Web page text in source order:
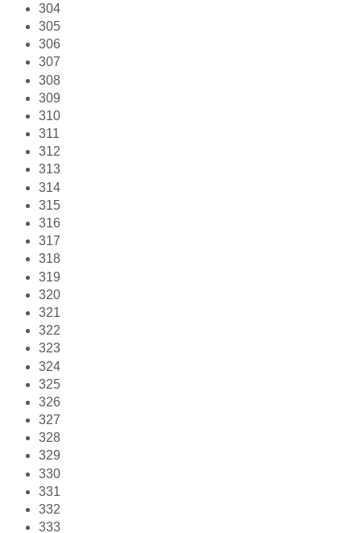
304
305
306
307
308
309
310
311
312
313
314
315
316
317
318
319
320
321
322
323
324
325
326
327
328
329
330
331
332
333